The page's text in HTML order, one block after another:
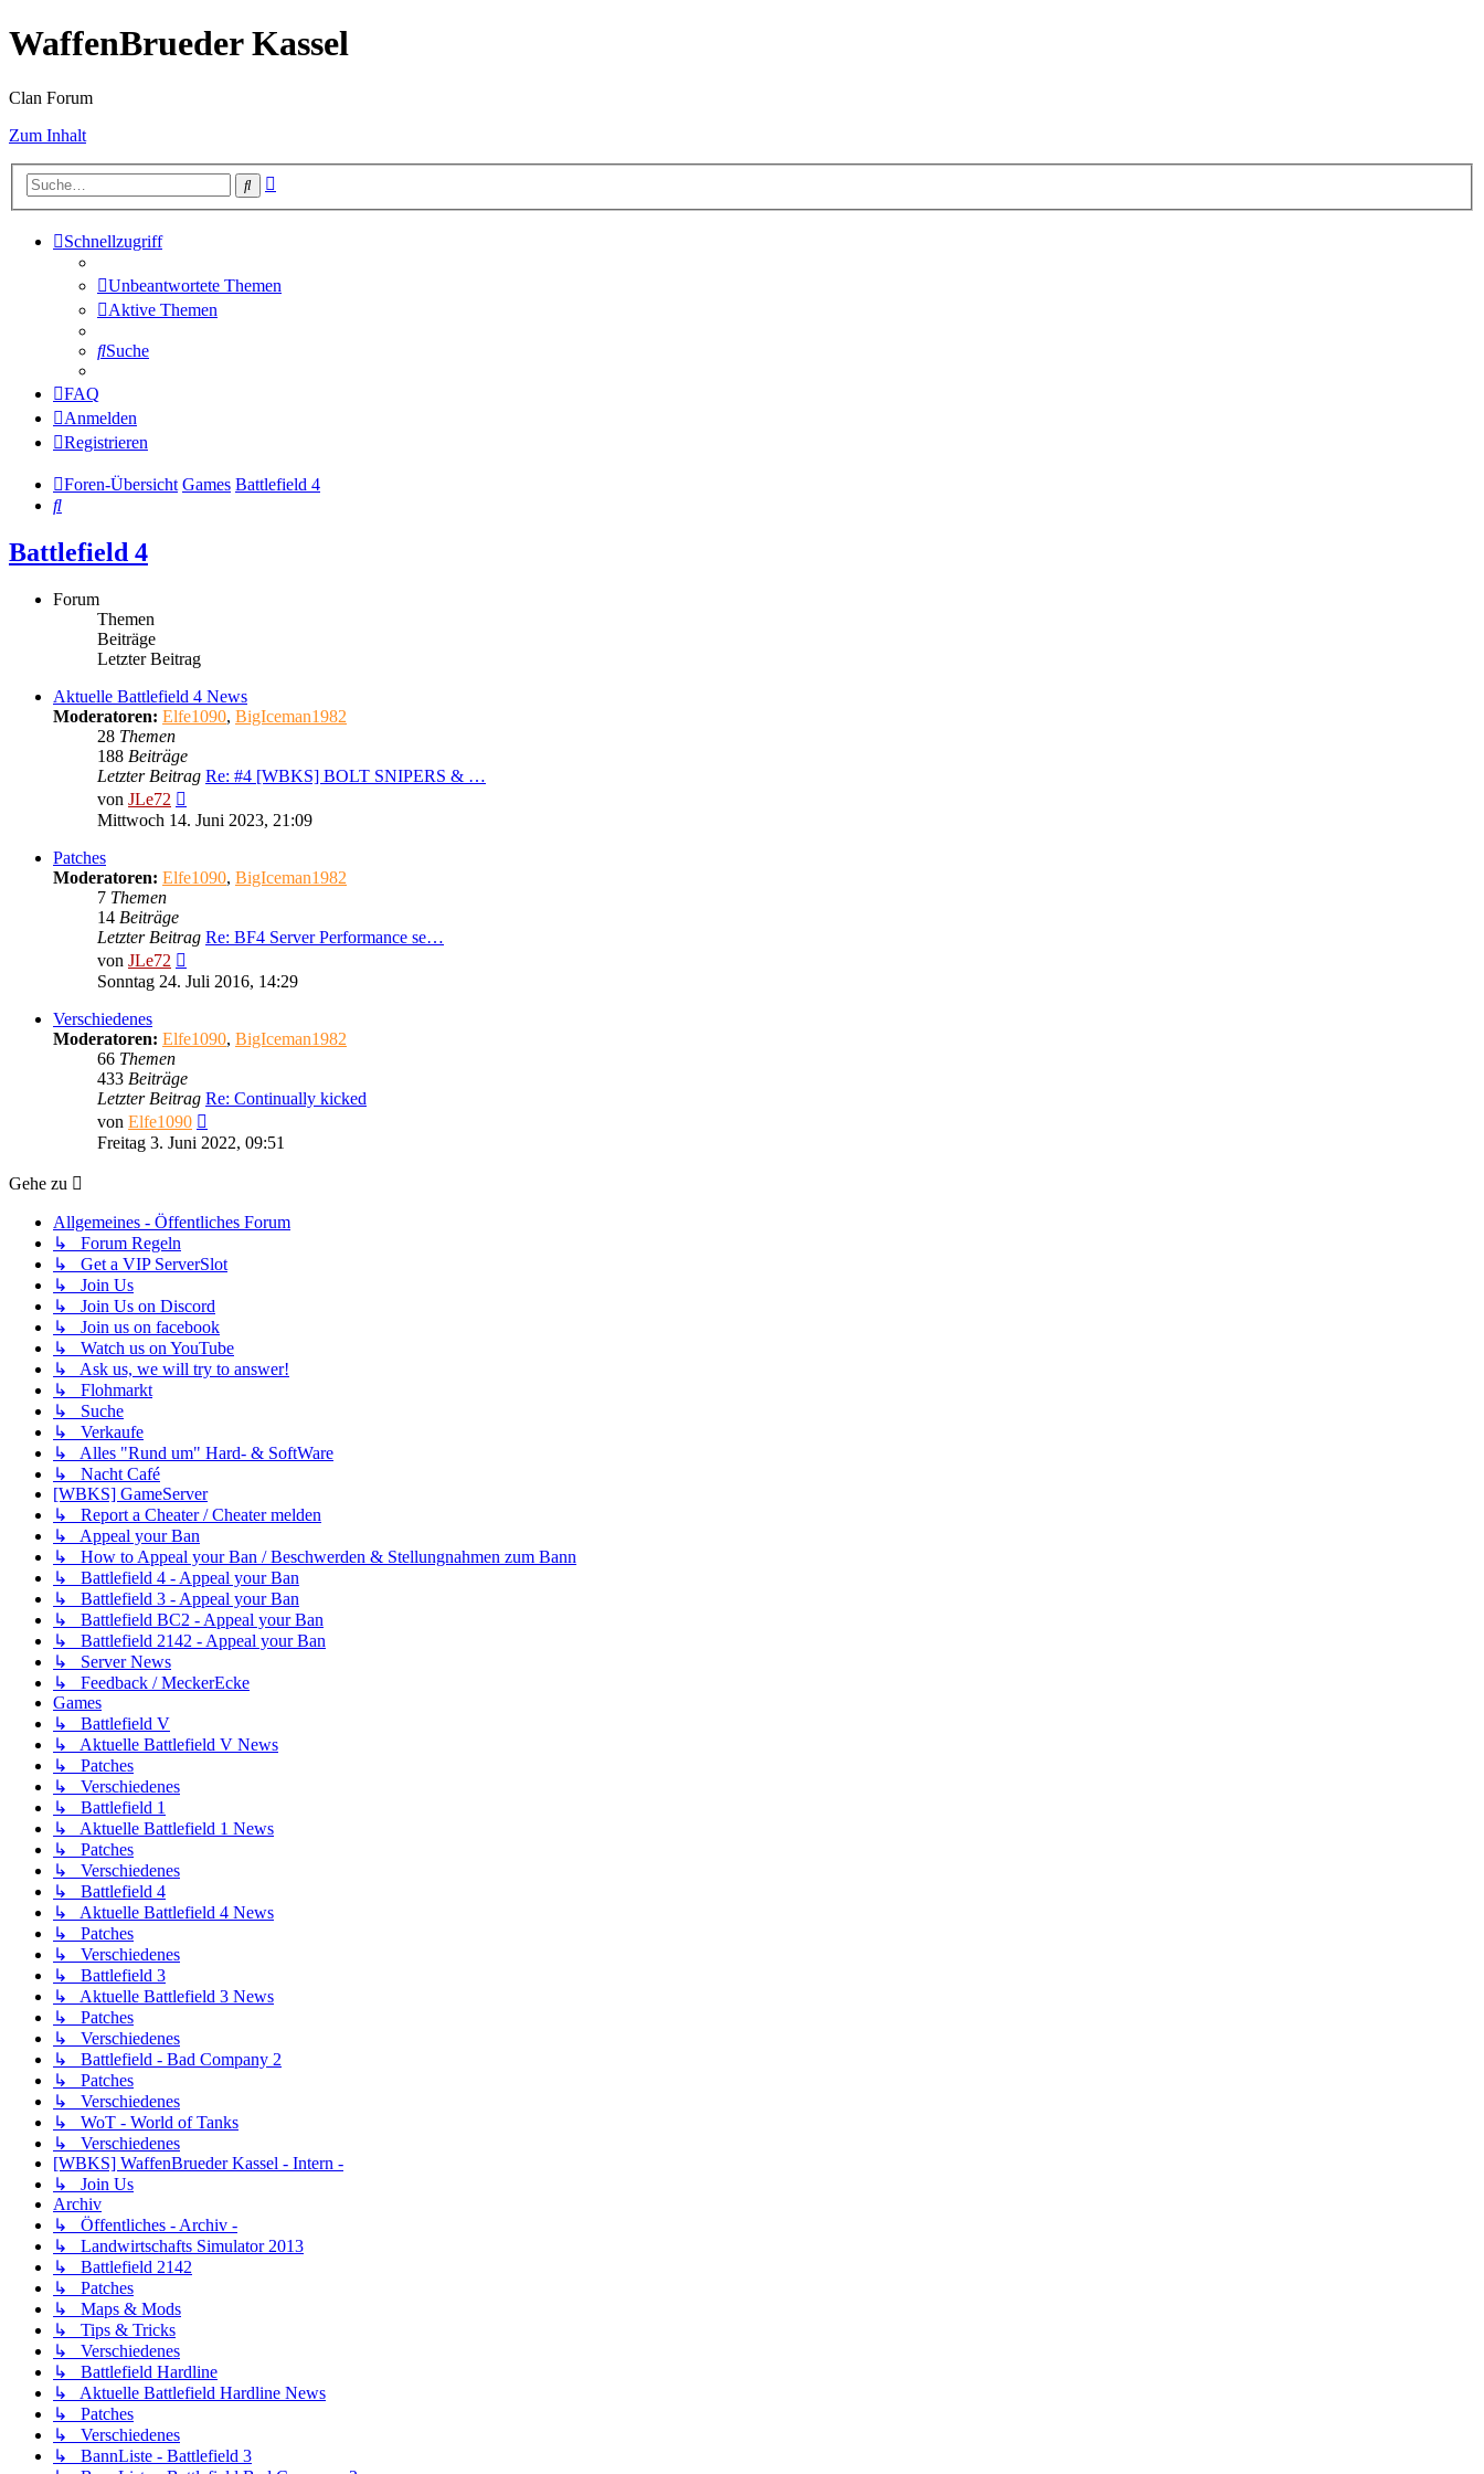
WaffenBrueder Kassel
Clan Forum
Zum Inhalt
Suche
Schnellzugriff
Unbeantwortete Themen
Aktive Themen
Suche
FAQ
Anmelden
Registrieren
Foren-Übersicht Games Battlefield 4
Suche
Battlefield 4
Forum
Themen
Beiträge
Letzter Beitrag
Aktuelle Battlefield 4 News
Moderatoren: Elfe1090, BigIceman1982
28 Themen
188 Beiträge
Letzter Beitrag Re: #4 [WBKS] BOLT SNIPERS & …
von JLe72
Beitrag
Mittwoch 14. Juni 2023, 21:09
Patches
Moderatoren: Elfe1090, BigIceman1982
7 Themen
14 Beiträge
Letzter Beitrag Re: BF4 Server Performance se…
von JLe72
Beitrag
Sonntag 24. Juli 2016, 14:29
Verschiedenes
Moderatoren: Elfe1090, BigIceman1982
66 Themen
433 Beiträge
Letzter Beitrag Re: Continually kicked
von Elfe1090
Beitrag
Freitag 3. Juni 2022, 09:51
Gehe zu
Allgemeines - Öffentliches Forum
↳ Forum Regeln
↳ Get a VIP ServerSlot
↳ Join Us
↳ Join Us on Discord
↳ Join us on facebook
↳ Watch us on YouTube
↳ Ask us, we will try to answer!
↳ Flohmarkt
↳ Suche
↳ Verkaufe
↳ Alles "Rund um" Hard- & SoftWare
↳ Nacht Café
[WBKS] GameServer
↳ Report a Cheater / Cheater melden
↳ Appeal your Ban
↳ How to Appeal your Ban / Beschwerden & Stellungnahmen zum Bann
↳ Battlefield 4 - Appeal your Ban
↳ Battlefield 3 - Appeal your Ban
↳ Battlefield BC2 - Appeal your Ban
↳ Battlefield 2142 - Appeal your Ban
↳ Server News
↳ Feedback / MeckerEcke
Games
↳ Battlefield V
↳ Aktuelle Battlefield V News
↳ Patches
↳ Verschiedenes
↳ Battlefield 1
↳ Aktuelle Battlefield 1 News
↳ Patches
↳ Verschiedenes
↳ Battlefield 4
↳ Aktuelle Battlefield 4 News
↳ Patches
↳ Verschiedenes
↳ Battlefield 3
↳ Aktuelle Battlefield 3 News
↳ Patches
↳ Verschiedenes
↳ Battlefield - Bad Company 2
↳ Patches
↳ Verschiedenes
↳ WoT - World of Tanks
↳ Verschiedenes
[WBKS] WaffenBrueder Kassel - Intern -
↳ Join Us
Archiv
↳ Öffentliches - Archiv -
↳ Landwirtschafts Simulator 2013
↳ Battlefield 2142
↳ Patches
↳ Maps & Mods
↳ Tips & Tricks
↳ Verschiedenes
↳ Battlefield Hardline
↳ Aktuelle Battlefield Hardline News
↳ Patches
↳ Verschiedenes
↳ BannListe - Battlefield 3